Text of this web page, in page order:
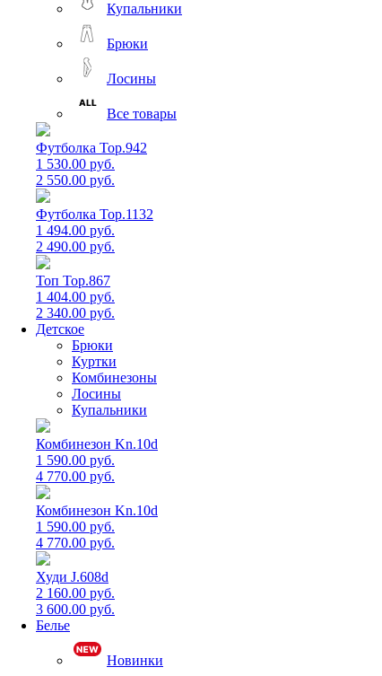
Купальники
Брюки
Лосины
Все товары
Футболка Top.942
1 530.00 руб.
2 550.00 руб.
Футболка Top.1132
1 494.00 руб.
2 490.00 руб.
Топ Top.867
1 404.00 руб.
2 340.00 руб.
Детское
Брюки
Куртки
Комбинезоны
Лосины
Купальники
Комбинезон Kn.10d
1 590.00 руб.
4 770.00 руб.
Комбинезон Kn.10d
1 590.00 руб.
4 770.00 руб.
Худи J.608d
2 160.00 руб.
3 600.00 руб.
Белье
Новинки